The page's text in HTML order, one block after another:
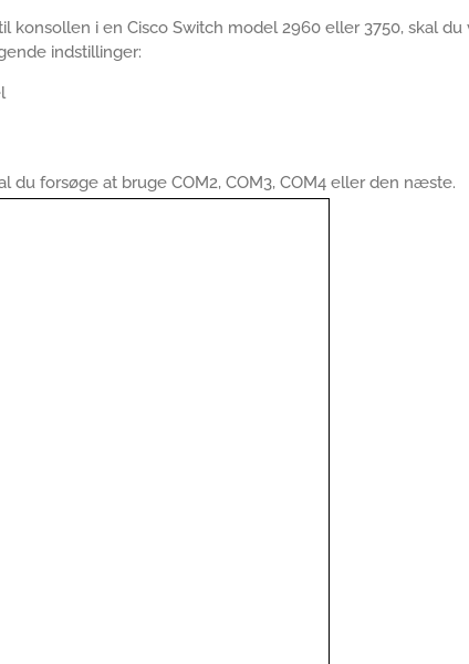
konsollen i en Cisco Switch model 2960 eller 3750, skal
indstillinger:
du forsøge at bruge COM2, COM3, COM4 eller den næste.